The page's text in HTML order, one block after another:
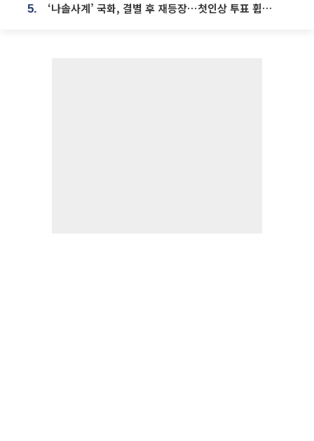
5. ‘나솔사계’ 국화, 결별 후 재등장⋯첫인상 투표 휩쓸고 ‘인기녀’ 등극